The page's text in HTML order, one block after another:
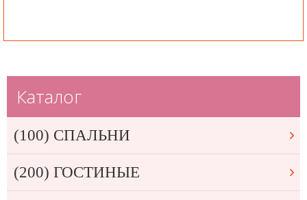
Каталог
(100) СПАЛЬНИ
(200) ГОСТИНЫЕ